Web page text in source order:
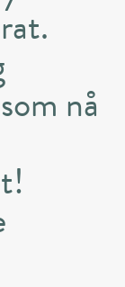
nå